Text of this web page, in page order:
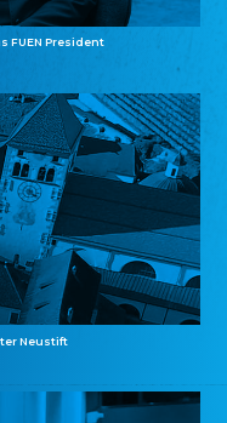
FUEN President
Neustift